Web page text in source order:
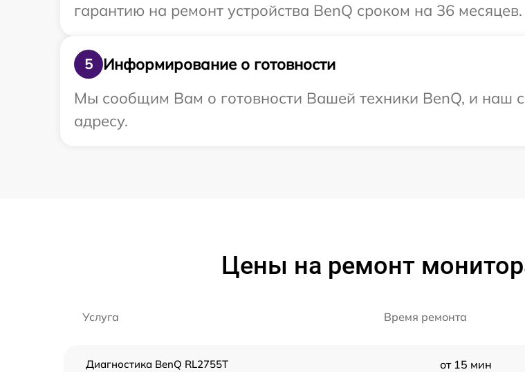
гарантию на ремонт устройства BenQ сроком на 36 месяцев.
5
Информирование о готовности
Мы сообщим Вам о готовности Вашей техники BenQ, и наш
адресу.
Цены на ремонт
Услуга Время ремонта
Диагностика BenQ RL2755T от 15 мин